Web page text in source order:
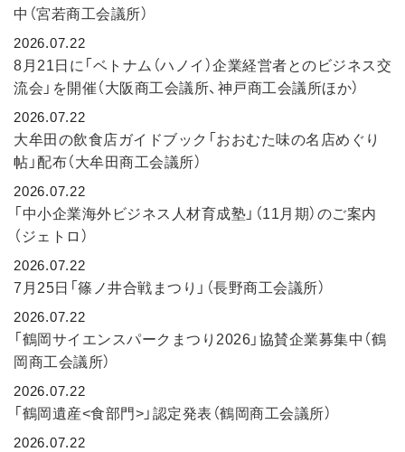
中（宮若商工会議所）
2026.07.22
8月21日に「ベトナム（ハノイ）企業経営者とのビジネス交
流会」を開催（大阪商工会議所、神戸商工会議所ほか）
2026.07.22
大牟田の飲食店ガイドブック「おおむた味の名店めぐり
帖」配布（大牟田商工会議所）
2026.07.22
「中小企業海外ビジネス人材育成塾」（11月期）のご案内
（ジェトロ）
2026.07.22
7月25日「篠ノ井合戦まつり」（長野商工会議所）
2026.07.22
「鶴岡サイエンスパークまつり2026」協賛企業募集中（鶴
岡商工会議所）
2026.07.22
「鶴岡遺産<食部門>」認定発表（鶴岡商工会議所）
2026.07.22